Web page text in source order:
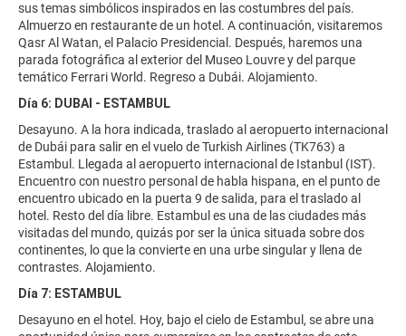
sus temas simbólicos inspirados en las costumbres del país.
Almuerzo en restaurante de un hotel. A continuación, visitaremos
Qasr Al Watan, el Palacio Presidencial. Después, haremos una
parada fotográfica al exterior del Museo Louvre y del parque
temático Ferrari World. Regreso a Dubái. Alojamiento.
Día 6: DUBAI - ESTAMBUL
Desayuno. A la hora indicada, traslado al aeropuerto internacional
de Dubái para salir en el vuelo de Turkish Airlines (TK763) a
Estambul. Llegada al aeropuerto internacional de Istanbul (IST).
Encuentro con nuestro personal de habla hispana, en el punto de
encuentro ubicado en la puerta 9 de salida, para el traslado al
hotel. Resto del día libre. Estambul es una de las ciudades más
visitadas del mundo, quizás por ser la única situada sobre dos
continentes, lo que la convierte en una urbe singular y llena de
contrastes. Alojamiento.
Día 7: ESTAMBUL
Desayuno en el hotel. Hoy, bajo el cielo de Estambul, se abre una